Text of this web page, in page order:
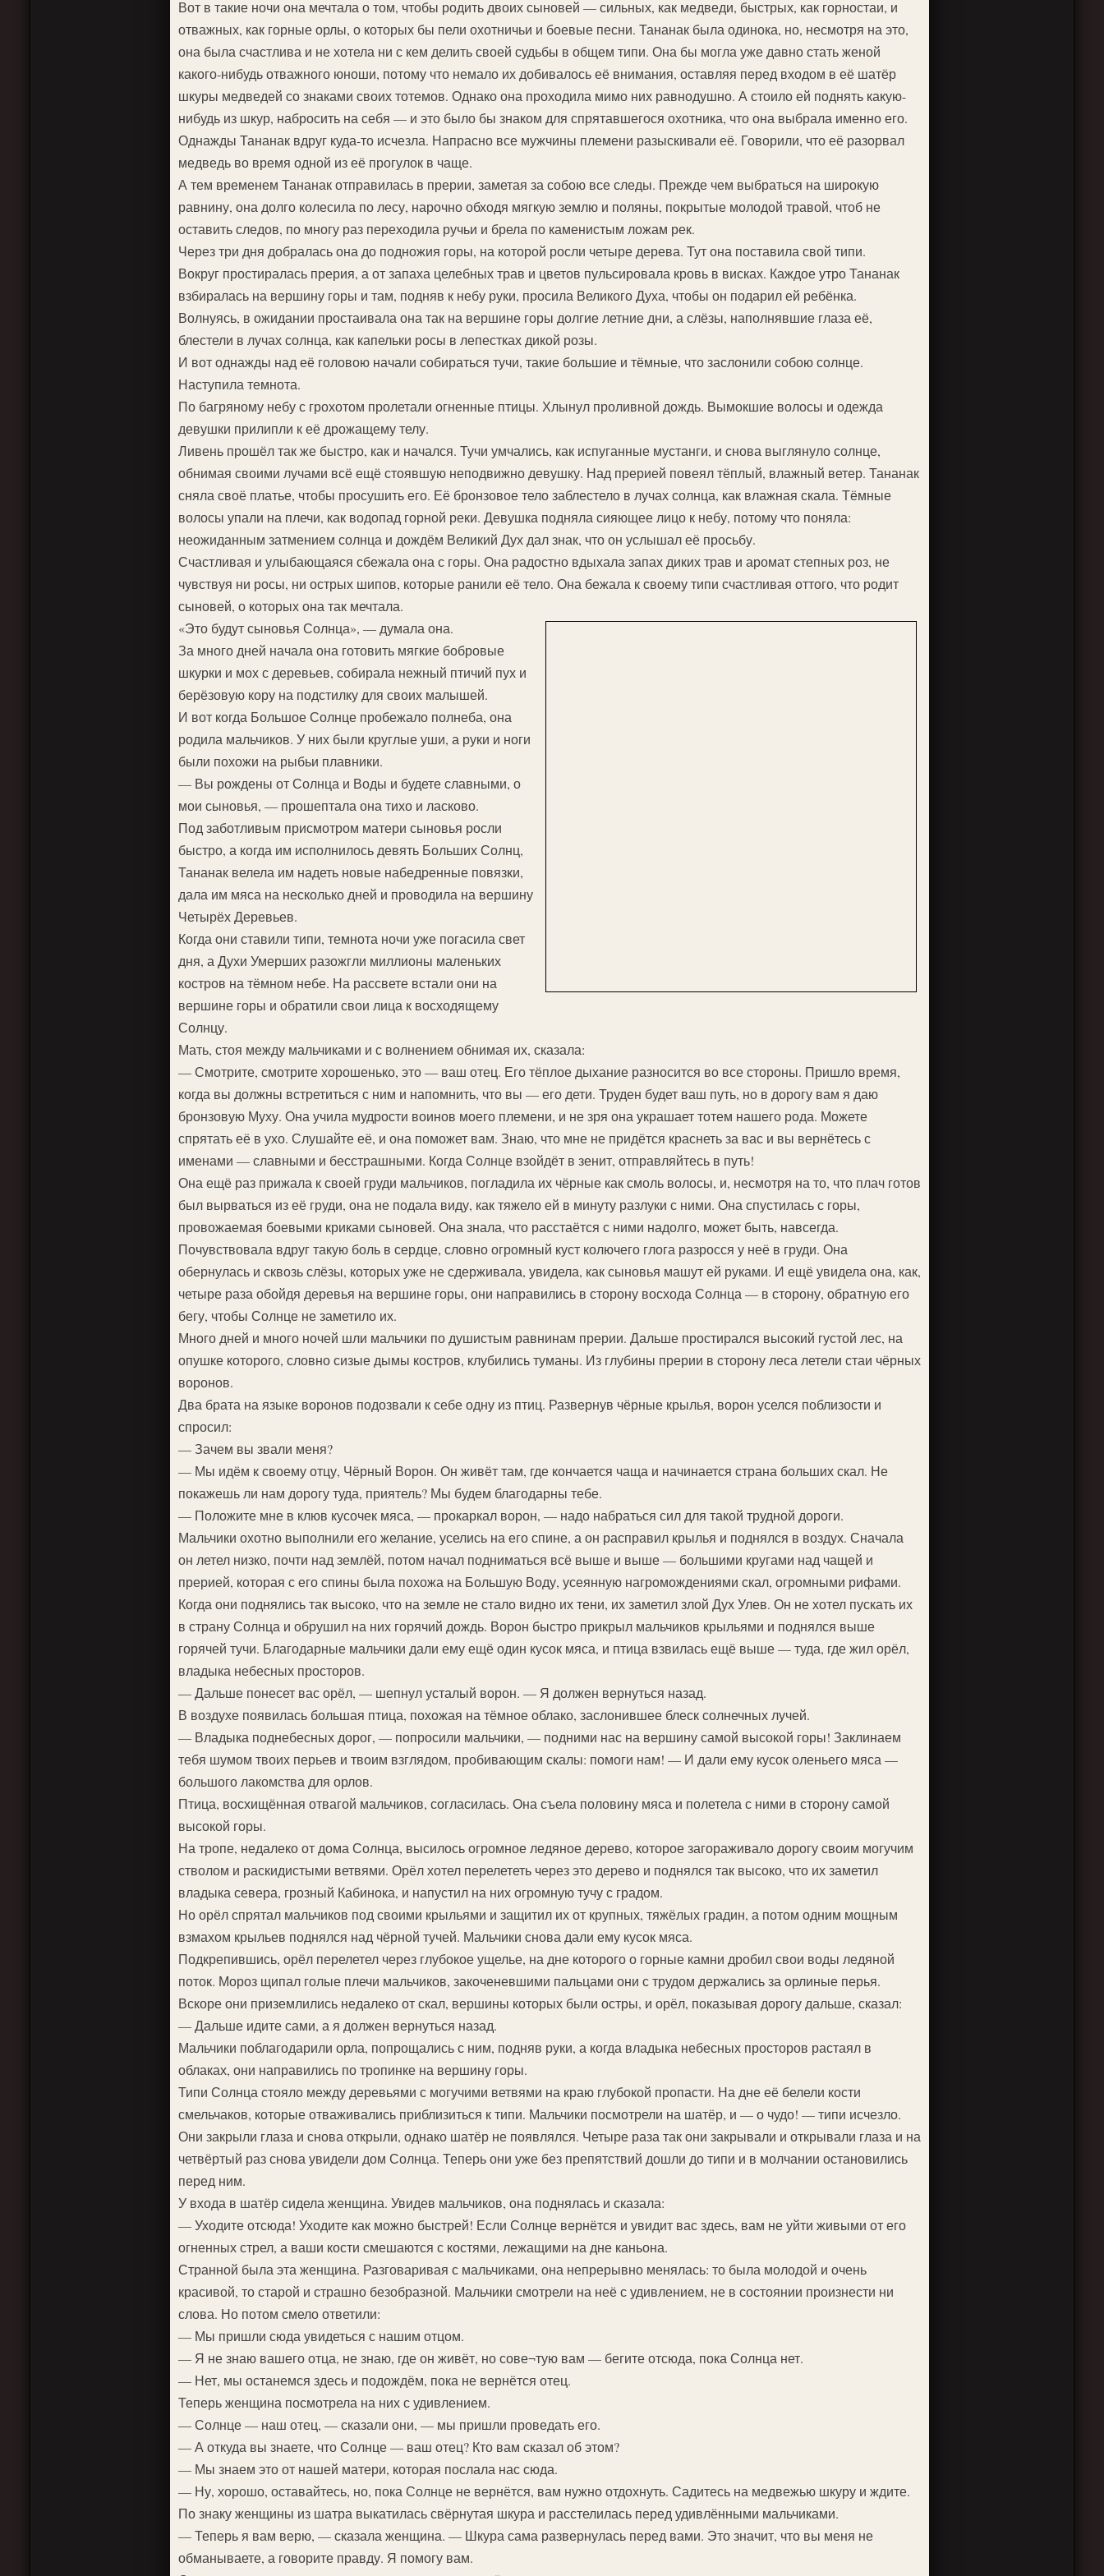
Вот в такие ночи она мечтала о том, чтобы родить двоих сыновей — сильных, как медведи, быстрых, как горностаи, и
отважных, как горные орлы, о которых бы пели охотничьи и боевые песни. Тананак была одинока, но, несмотря на это,
она была счастлива и не хотела ни с кем делить своей судьбы в общем типи. Она бы могла уже давно стать женой
какого-нибудь отважного юноши, потому что немало их добивалось её внимания, оставляя перед входом в её шатёр
шкуры медведей со знаками своих тотемов. Однако она проходила мимо них равнодушно. А стоило ей поднять какую-
нибудь из шкур, набросить на себя — и это было бы знаком для спрятавшегося охотника, что она выбрала именно его.
Однажды Тананак вдруг куда-то исчезла. Напрасно все мужчины племени разыскивали её. Говорили, что её разорвал
медведь во время одной из её прогулок в чаще.
А тем временем Тананак отправилась в прерии, заметая за собою все следы. Прежде чем выбраться на широкую
равнину, она долго колесила по лесу, нарочно обходя мягкую землю и поляны, покрытые молодой травой, чтоб не
оставить следов, по многу раз переходила ручьи и брела по каменистым ложам рек.
Через три дня добралась она до подножия горы, на которой росли четыре дерева. Тут она поставила свой типи.
Вокруг простиралась прерия, а от запаха целебных трав и цветов пульсировала кровь в висках. Каждое утро Тананак
взбиралась на вершину горы и там, подняв к небу руки, просила Великого Духа, чтобы он подарил ей ребёнка.
Волнуясь, в ожидании простаивала она так на вершине горы долгие летние дни, а слёзы, наполнявшие глаза её,
блестели в лучах солнца, как капельки росы в лепестках дикой розы.
И вот однажды над её головою начали собираться тучи, такие большие и тёмные, что заслонили собою солнце.
Наступила темнота.
По багряному небу с грохотом пролетали огненные птицы. Хлынул проливной дождь. Вымокшие волосы и одежда
девушки прилипли к её дрожащему телу.
Ливень прошёл так же быстро, как и начался. Тучи умчались, как испуганные мустанги, и снова выглянуло солнце,
обнимая своими лучами всё ещё стоявшую неподвижно девушку. Над прерией повеял тёплый, влажный ветер. Тананак
сняла своё платье, чтобы просушить его. Её бронзовое тело заблестело в лучах солнца, как влажная скала. Тёмные
волосы упали на плечи, как водопад горной реки. Девушка подняла сияющее лицо к небу, потому что поняла:
неожиданным затмением солнца и дождём Великий Дух дал знак, что он услышал её просьбу.
Счастливая и улыбающаяся сбежала она с горы. Она радостно вдыхала запах диких трав и аромат степных роз, не
чувствуя ни росы, ни острых шипов, которые ранили её тело. Она бежала к своему типи счастливая оттого, что родит
сыновей, о которых она так мечтала.
«Это будут сыновья Солнца», — думала она.
За много дней начала она готовить мягкие бобровые
шкурки и мох с деревьев, собирала нежный птичий пух и
берёзовую кору на подстилку для своих малышей.
И вот когда Большое Солнце пробежало полнеба, она
родила мальчиков. У них были круглые уши, а руки и ноги
были похожи на рыбьи плавники.
— Вы рождены от Солнца и Воды и будете славными, о
мои сыновья, — прошептала она тихо и ласково.
Под заботливым присмотром матери сыновья росли
быстро, а когда им исполнилось девять Больших Солнц,
Тананак велела им надеть новые набедренные повязки,
дала им мяса на несколько дней и проводила на вершину
Четырёх Деревьев.
Когда они ставили типи, темнота ночи уже погасила свет
дня, а Духи Умерших разожгли миллионы маленьких
костров на тёмном небе. На рассвете встали они на
вершине горы и обратили свои лица к восходящему
Солнцу.
Мать, стоя между мальчиками и с волнением обнимая их, сказала:
— Смотрите, смотрите хорошенько, это — ваш отец. Его тёплое дыхание разносится во все стороны. Пришло время,
когда вы должны встретиться с ним и напомнить, что вы — его дети. Труден будет ваш путь, но в дорогу вам я даю
бронзовую Муху. Она учила мудрости воинов моего племени, и не зря она украшает тотем нашего рода. Можете
спрятать её в ухо. Слушайте её, и она поможет вам. Знаю, что мне не придётся краснеть за вас и вы вернётесь с
именами — славными и бесстрашными. Когда Солнце взойдёт в зенит, отправляйтесь в путь!
Она ещё раз прижала к своей груди мальчиков, погладила их чёрные как смоль волосы, и, несмотря на то, что плач готов
был вырваться из её груди, она не подала виду, как тяжело ей в минуту разлуки с ними. Она спустилась с горы,
провожаемая боевыми криками сыновей. Она знала, что расстаётся с ними надолго, может быть, навсегда.
Почувствовала вдруг такую боль в сердце, словно огромный куст колючего глога разросся у неё в груди. Она
обернулась и сквозь слёзы, которых уже не сдерживала, увидела, как сыновья машут ей руками. И ещё увидела она, как,
четыре раза обойдя деревья на вершине горы, они направились в сторону восхода Солнца — в сторону, обратную его
бегу, чтобы Солнце не заметило их.
Много дней и много ночей шли мальчики по душистым равнинам прерии. Дальше простирался высокий густой лес, на
опушке которого, словно сизые дымы костров, клубились туманы. Из глубины прерии в сторону леса летели стаи чёрных
воронов.
Два брата на языке воронов подозвали к себе одну из птиц. Развернув чёрные крылья, ворон уселся поблизости и
спросил:
— Зачем вы звали меня?
— Мы идём к своему отцу, Чёрный Ворон. Он живёт там, где кончается чаща и начинается страна больших скал. Не
покажешь ли нам дорогу туда, приятель? Мы будем благодарны тебе.
— Положите мне в клюв кусочек мяса, — прокаркал ворон, — надо набраться сил для такой трудной дороги.
Мальчики охотно выполнили его желание, уселись на его спине, а он расправил крылья и поднялся в воздух. Сначала
он летел низко, почти над землёй, потом начал подниматься всё выше и выше — большими кругами над чащей и
прерией, которая с его спины была похожа на Большую Воду, усеянную нагромождениями скал, огромными рифами.
Когда они поднялись так высоко, что на земле не стало видно их тени, их заметил злой Дух Улев. Он не хотел пускать их
в страну Солнца и обрушил на них горячий дождь. Ворон быстро прикрыл мальчиков крыльями и поднялся выше
горячей тучи. Благодарные мальчики дали ему ещё один кусок мяса, и птица взвилась ещё выше — туда, где жил орёл,
владыка небесных просторов.
— Дальше понесет вас орёл, — шепнул усталый ворон. — Я должен вернуться назад.
В воздухе появилась большая птица, похожая на тёмное облако, заслонившее блеск солнечных лучей.
— Владыка поднебесных дорог, — попросили мальчики, — подними нас на вершину самой высокой горы! Заклинаем
тебя шумом твоих перьев и твоим взглядом, пробивающим скалы: помоги нам! — И дали ему кусок оленьего мяса —
большого лакомства для орлов.
Птица, восхищённая отвагой мальчиков, согласилась. Она съела половину мяса и полетела с ними в сторону самой
высокой горы.
На тропе, недалеко от дома Солнца, высилось огромное ледяное дерево, которое загораживало дорогу своим могучим
стволом и раскидистыми ветвями. Орёл хотел перелететь через это дерево и поднялся так высоко, что их заметил
владыка севера, грозный Кабинока, и напустил на них огромную тучу с градом.
Но орёл спрятал мальчиков под своими крыльями и защитил их от крупных, тяжёлых градин, а потом одним мощным
взмахом крыльев поднялся над чёрной тучей. Мальчики снова дали ему кусок мяса.
Подкрепившись, орёл перелетел через глубокое ущелье, на дне которого о горные камни дробил свои воды ледяной
поток. Мороз щипал голые плечи мальчиков, закоченевшими пальцами они с трудом держались за орлиные перья.
Вскоре они приземлились недалеко от скал, вершины которых были остры, и орёл, показывая дорогу дальше, сказал:
— Дальше идите сами, а я должен вернуться назад.
Мальчики поблагодарили орла, попрощались с ним, подняв руки, а когда владыка небесных просторов растаял в
облаках, они направились по тропинке на вершину горы.
Типи Солнца стояло между деревьями с могучими ветвями на краю глубокой пропасти. На дне её белели кости
смельчаков, которые отваживались приблизиться к типи. Мальчики посмотрели на шатёр, и — о чудо! — типи исчезло.
Они закрыли глаза и снова открыли, однако шатёр не появлялся. Четыре раза так они закрывали и открывали глаза и на
четвёртый раз снова увидели дом Солнца. Теперь они уже без препятствий дошли до типи и в молчании остановились
перед ним.
У входа в шатёр сидела женщина. Увидев мальчиков, она поднялась и сказала:
— Уходите отсюда! Уходите как можно быстрей! Если Солнце вернётся и увидит вас здесь, вам не уйти живыми от его
огненных стрел, а ваши кости смешаются с костями, лежащими на дне каньона.
Странной была эта женщина. Разговаривая с мальчиками, она непрерывно менялась: то была молодой и очень
красивой, то старой и страшно безобразной. Мальчики смотрели на неё с удивлением, не в состоянии произнести ни
слова. Но потом смело ответили:
— Мы пришли сюда увидеться с нашим отцом.
— Я не знаю вашего отца, не знаю, где он живёт, но сове¬тую вам — бегите отсюда, пока Солнца нет.
— Нет, мы останемся здесь и подождём, пока не вернётся отец.
Теперь женщина посмотрела на них с удивлением.
— Солнце — наш отец, — сказали они, — мы пришли проведать его.
— А откуда вы знаете, что Солнце — ваш отец? Кто вам сказал об этом?
— Мы знаем это от нашей матери, которая послала нас сюда.
— Ну, хорошо, оставайтесь, но, пока Солнце не вернётся, вам нужно отдохнуть. Садитесь на медвежью шкуру и ждите.
По знаку женщины из шатра выкатилась свёрнутая шкура и расстелилась перед удивлёнными мальчиками.
— Теперь я вам верю, — сказала женщина. — Шкура сама развернулась перед вами. Это значит, что вы меня не
обманываете, а говорите правду. Я помогу вам.